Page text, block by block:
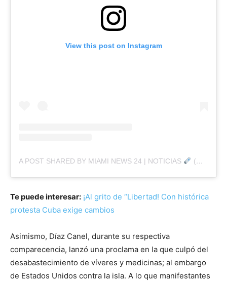
View this post on Instagram
A POST SHARED BY MIAMI NEWS 24 | NOTICIAS (@MIAMINEWS24OFFICIAL)
Te puede interesar: ¡Al grito de “Libertad! Con histórica
protesta Cuba exige cambios
Asimismo, Díaz Canel, durante su respectiva
comparecencia, lanzó una proclama en la que culpó del
desabastecimiento de víveres y medicinas; al embargo
de Estados Unidos contra la isla. A lo que manifestantes